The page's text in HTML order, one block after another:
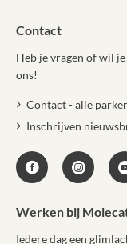
Contact
Heb je vragen of wil
ons!
Contact - alle
Inschrijven
Werken bij
Iedere dag een